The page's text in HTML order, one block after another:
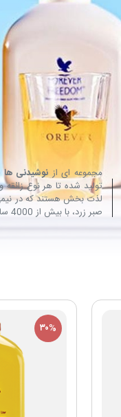
مجموعه ای ازنوشیدنی ها
تولید شده تا هر نوع زائقه
لذت بخش هستند که در نیمی
صبر زرد، با بیش از 4000 سال سابقه همراهی و حمایت از بشر.
۳۰%